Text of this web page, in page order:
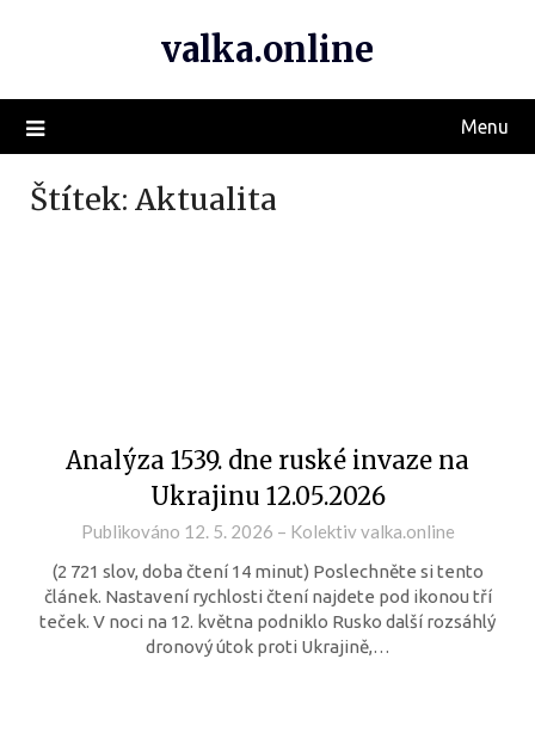
valka.online
Menu
Štítek: Aktualita
Analýza 1539. dne ruské invaze na
Ukrajinu 12.05.2026
Publikováno 12. 5. 2026 – Kolektiv valka.online
(2 721 slov, doba čtení 14 minut) Poslechněte si tento
článek. Nastavení rychlosti čtení najdete pod ikonou tří
teček. V noci na 12. května podniklo Rusko další rozsáhlý
dronový útok proti Ukrajině,…